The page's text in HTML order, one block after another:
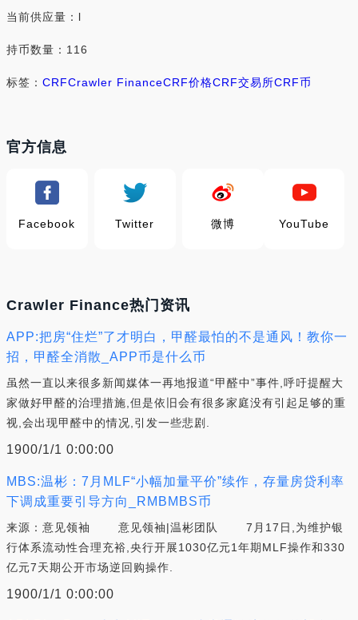
当前供应量：l
持币数量：116
标签： CRFCrawler FinanceCRF价格CRF交易所CRF币
官方信息
Facebook Twitter 微博 YouTube
Crawler Finance热门资讯
APP:把房“住烂”了才明白，甲醛最怕的不是通风！教你一
招，甲醛全消散_APP币是什么币
虽然一直以来很多新闻媒体一再地报道“甲醛中”事件,呼吁提醒大
家做好甲醛的治理措施,但是依旧会有很多家庭没有引起足够的重
视,会出现甲醛中的情况,引发一些悲剧.
1900/1/1 0:00:00
MBS:温彬：7月MLF“小幅加量平价”续作，存量房贷利率
下调成重要引导方向_RMBMBS币
来源：意见领袖 意见领袖|温彬团队 7月17日,为维护银
行体系流动性合理充裕,央行开展1030亿元1年期MLF操作和330
亿元7天期公开市场逆回购操作.
1900/1/1 0:00:00